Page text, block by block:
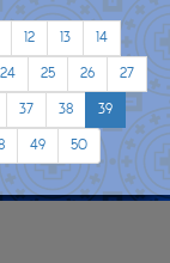
12 13
14
24 25 26
27
37 38
39
49 50